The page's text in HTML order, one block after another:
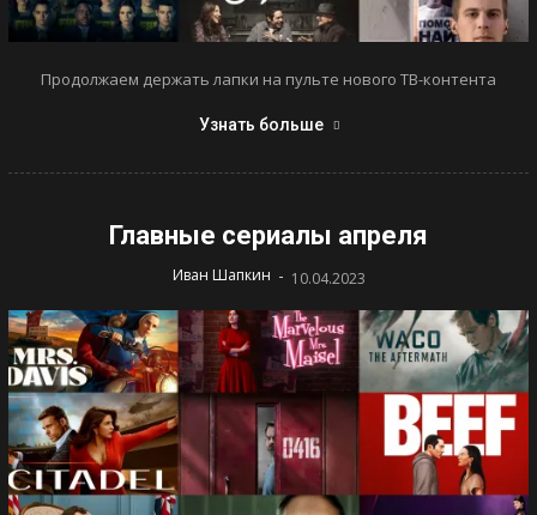
Продолжаем держать лапки на пульте нового ТВ-контента
Узнать больше
Главные сериалы апреля
Иван Шапкин - 10.04.2023